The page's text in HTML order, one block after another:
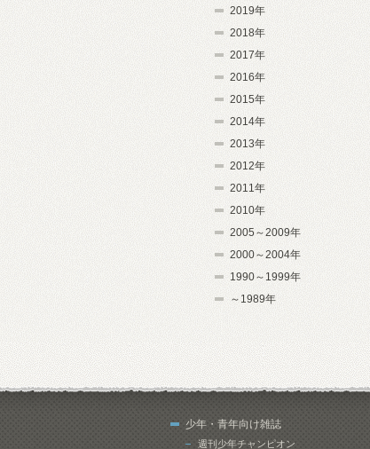
2019年
2018年
2017年
2016年
2015年
2014年
2013年
2012年
2011年
2010年
2005～2009年
2000～2004年
1990～1999年
～1989年
少年・青年向け雑誌
週刊少年チャンピオン